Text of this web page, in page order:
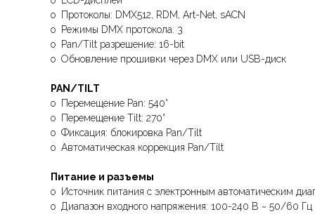
o Протоколы: DMX512, RDM, Art-Net, sACN
o Режимы DMX протокола: 3
o Pan/Tilt разрешение: 16-bit
o Обновление прошивки через DMX или USB-диск
PAN/TILT
o Перемещение Pan: 540°
o Перемещение Tilt: 270°
o Фиксация: блокировка Pan/Tilt
o Автоматическая коррекция Pan/Tilt
Питание и разъемы
o Источник питания с электронным автоматическим
o Диапазон входного напряжения: 100-240 В ~ 50/60 Гц